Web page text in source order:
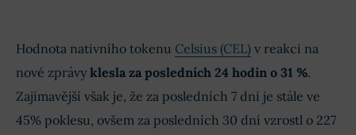
Hodnota nativního tokenu Celsius (CEL) v reakci na
nové zprávy klesla za posledních 24 hodin o 31 %.
Zajímavější však je, že za posledních 7 dní je stále ve
45% poklesu, ovšem za posledních 30 dní vzrostl o 227